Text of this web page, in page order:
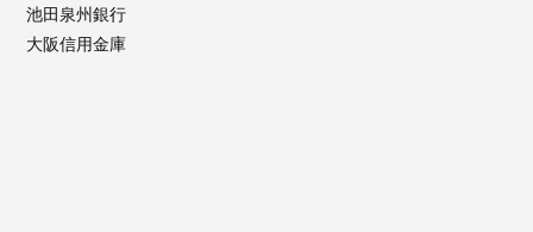
池田泉州銀行
大阪信用金庫